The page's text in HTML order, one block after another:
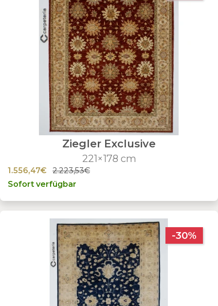
Ziegler Exclusive
221×178 cm
1.556,47€
2.223,53€
Sofort verfügbar
-30%